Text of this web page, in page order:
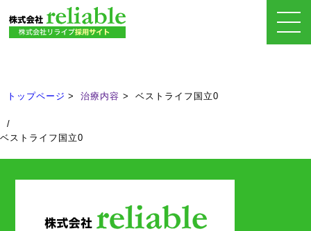
Treatment
トップページ 治療内容 ベストライフ国立0
/
ベストライフ国立0